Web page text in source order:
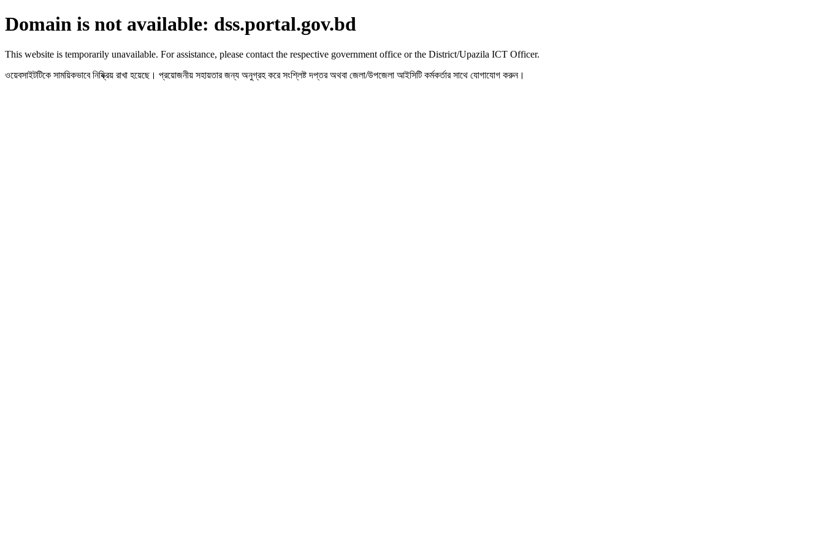
Domain is not available: dss.portal.gov.bd
This website is temporarily unavailable. For assistance, please contact the respective government office or the District/Upazila ICT Officer.
ওয়েবসাইটটিকে সাময়িকভাবে নিষ্ক্রিয় রাখা হয়েছে। প্রয়োজনীয় সহায়তার জন্য অনুগ্রহ করে সংশ্লিষ্ট দপ্তর অথবা জেলা/উপজেলা আইসিটি কর্মকর্তার সাথে যোগাযোগ করুন।